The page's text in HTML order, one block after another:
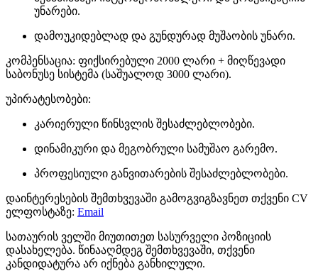
უნარები.
დამოუკიდებლად და გუნდურად მუშაობის უნარი.
კომპენსაცია: ფიქსირებული 2000 ლარი + მიღწევადი
საბონუსე სისტემა (საშუალოდ 3000 ლარი).
უპირატესობები:
კარიერული წინსვლის შესაძლებლობები.
დინამიკური და მეგობრული სამუშაო გარემო.
პროფესიული განვითარების შესაძლებლობები.
დაინტერესების შემთხვევაში გამოგვიგზავნეთ თქვენი CV
ელფოსტაზე: Email
სათაურის ველში მიუთითეთ სასურველი პოზიციის
დასახელება. წინააღმდეგ შემთხვევაში, თქვენი
კანდიდატურა არ იქნება განხილული.